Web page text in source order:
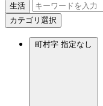
生活
カテゴリ選択
町村字 指定なし